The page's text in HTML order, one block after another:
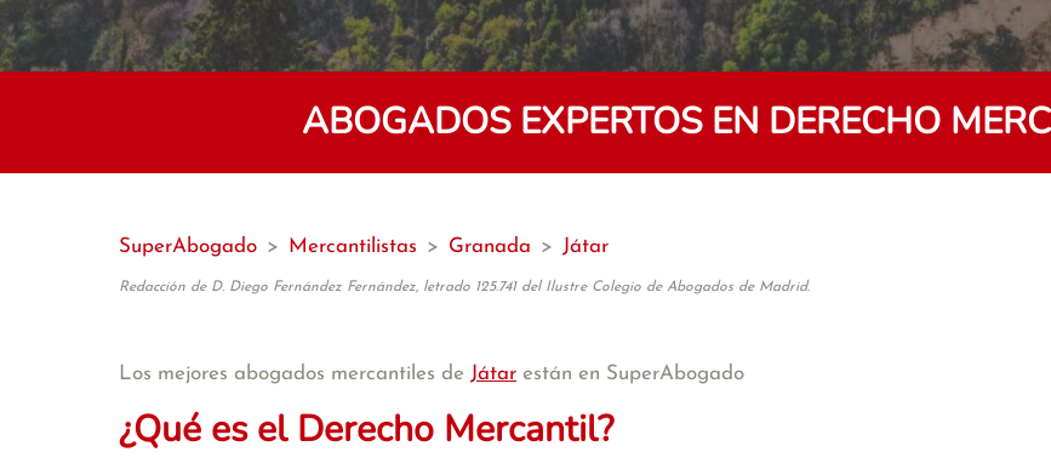
ABOGADOS EXPERTOS EN DERECHO
SuperAbogado > Mercantilistas > Granada > Játar
Redacción de D. Diego Fernández Fernández, letrado 125.741 del Ilustre Colegio de Abogados de Madrid.
Los mejores abogados mercantiles de Játar están en SuperAbogado
¿Qué es el Derecho Mercantil?